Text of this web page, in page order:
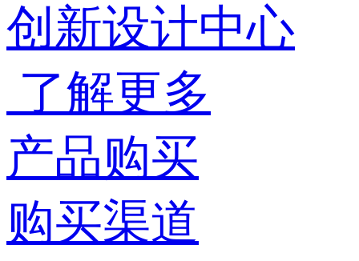
创新设计中心
了解更多
产品购买
购买渠道